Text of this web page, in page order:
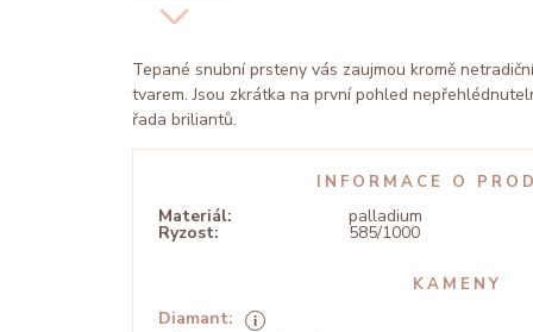
Tepané snubní prsteny vás zaujmou kromě
tvarem. Jsou zkrátka na první pohled
řada briliantů.
INFORMACE O
Materiál: palladium
Ryzost: 585/1000
KAMENY
Diamant: